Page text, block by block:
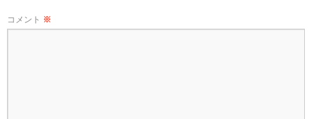
コメント ※